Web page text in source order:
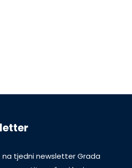
na tjedni newsletter Grada